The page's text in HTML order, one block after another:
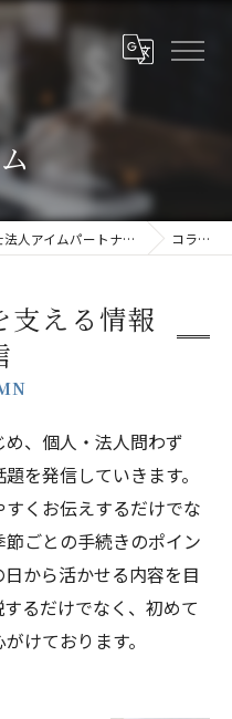
枚方市の確定申告なら丁寧な税理士法人アイムパートナーズ コラム
支える情報
、個人・法人問わず
を発信していきます。
くお伝えするだけでな
ごとの手続きのポイン
から活かせる内容を目
るだけでなく、初めて
けております。